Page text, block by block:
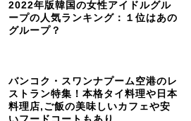
2022年版韓国の女性アイドルグル
ープの人気ランキング：１位はあの
グループ？
バンコク・スワンナプーム空港のレ
ストラン特集！本格タイ料理や日本
料理店,ご飯の美味しいカフェや安